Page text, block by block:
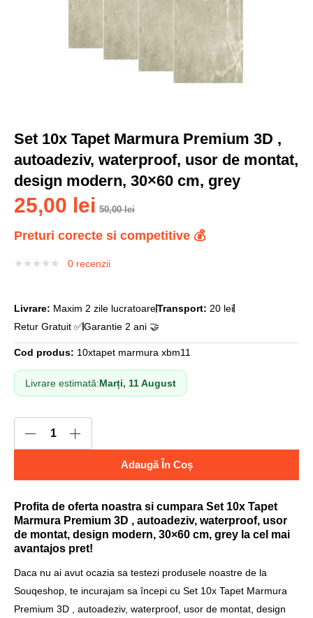
Set 10x Tapet Marmura Premium 3D ,
autoadeziv, waterproof, usor de montat,
design modern, 30×60 cm, grey
25,00 lei 50,00lei
Preturi corecte si competitive 💰
0 recenzii
Livrare: Maxim 2 zile lucratoareTransport: 20 lei
Retur Gratuit ✅Garantie 2 ani 🤝
Cod produs: 10xtapet marmura xbm11
Livrare estimată:Marți, 11 August
Adaugă În Coș
Profita de oferta noastra si cumpara Set 10x Tapet
Marmura Premium 3D , autoadeziv, waterproof, usor
de montat, design modern, 30×60 cm, grey la cel mai
avantajos pret!
Daca nu ai avut ocazia sa testezi produsele noastre de la
Souqeshop, te incurajam sa începi cu Set 10x Tapet Marmura
Premium 3D , autoadeziv, waterproof, usor de montat, design